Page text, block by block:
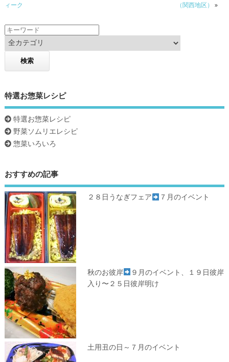
ィーク
（関西地区） »
特選お惣菜レシピ
特選お惣菜レシピ
野菜ソムリエレシピ
惣菜いろいろ
おすすめの記事
２８日うなぎフェア ７月のイベント
秋のお彼岸
９月のイベント、１９日彼岸
入り〜２５日彼岸明け
土用丑の日～７月のイベント